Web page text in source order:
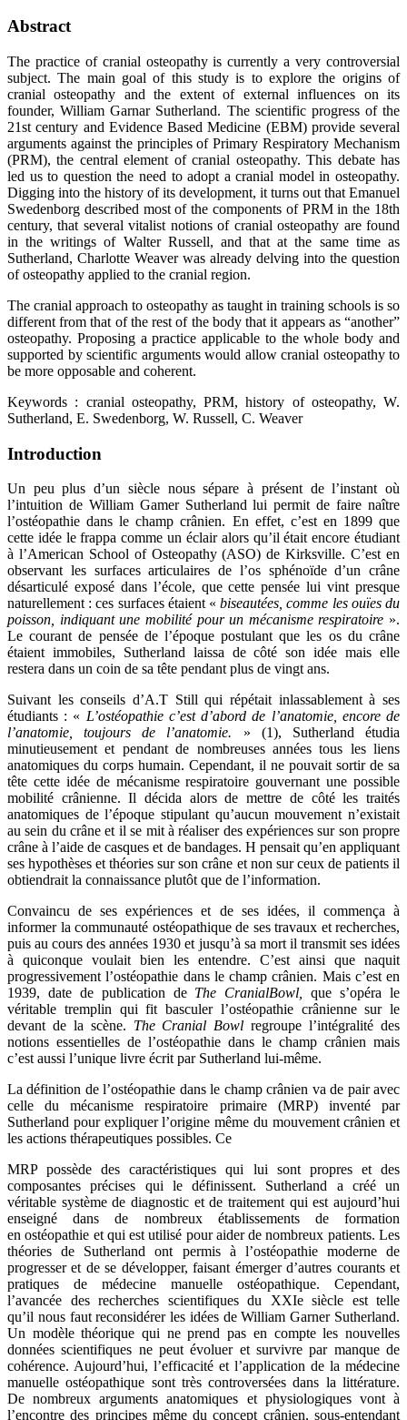
Abstract
The practice of cranial osteopathy is currently a very controversial
subject. The main goal of this study is to explore the origins of
cranial osteopathy and the extent of external influences on its
founder, William Garnar Sutherland. The scientific progress of the
21st century and Evidence Based Medicine (EBM) provide several
arguments against the principles of Primary Respiratory Mechanism
(PRM), the central element of cranial osteopathy. This debate has
led us to question the need to adopt a cranial model in osteopathy.
Digging into the history of its development, it turns out that Emanuel
Swedenborg described most of the components of PRM in the 18th
century, that several vitalist notions of cranial osteopathy are found
in the writings of Walter Russell, and that at the same time as
Sutherland, Charlotte Weaver was already delving into the question
of osteopathy applied to the cranial region.
The cranial approach to osteopathy as taught in training schools is so
different from that of the rest of the body that it appears as “another”
osteopathy. Proposing a practice applicable to the whole body and
supported by scientific arguments would allow cranial osteopathy to
be more opposable and coherent.
Keywords : cranial osteopathy, PRM, history of osteopathy, W.
Sutherland, E. Swedenborg, W. Russell, C. Weaver
Introduction
Un peu plus d’un siècle nous sépare à présent de l’instant où
l’intuition de William Gamer Sutherland lui permit de faire naître
l’ostéopathie dans le champ crânien. En effet, c’est en 1899 que
cette idée le frappa comme un éclair alors qu’il était encore étudiant
à l’American School of Osteopathy (ASO) de Kirksville. C’est en
observant les surfaces articulaires de l’os sphénoïde d’un crâne
désarticulé exposé dans l’école, que cette pensée lui vint presque
naturellement : ces surfaces étaient «biseautées, comme les ouïes du
poisson, indiquant une mobilité pour un mécanisme respiratoire ».
Le courant de pensée de l’époque postulant que les os du crâne
étaient immobiles, Sutherland laissa de côté son idée mais elle
restera dans un coin de sa tête pendant plus de vingt ans.
Suivant les conseils d’A.T Still qui répétait inlassablement à ses
étudiants : « L’ostéopathie c’est d’abord de l’anatomie, encore de
l’anatomie, toujours de l’anatomie. » (1), Sutherland étudia
minutieusement et pendant de nombreuses années tous les liens
anatomiques du corps humain. Cependant, il ne pouvait sortir de sa
tête cette idée de mécanisme respiratoire gouvernant une possible
mobilité crânienne. Il décida alors de mettre de côté les traités
anatomiques de l’époque stipulant qu’aucun mouvement n’existait
au sein du crâne et il se mit à réaliser des expériences sur son propre
crâne à l’aide de casques et de bandages. H pensait qu’en appliquant
ses hypothèses et théories sur son crâne et non sur ceux de patients il
obtiendrait la connaissance plutôt que de l’information.
Convaincu de ses expériences et de ses idées, il commença à
informer la communauté ostéopathique de ses travaux et recherches,
puis au cours des années 1930 et jusqu’à sa mort il transmit ses idées
à quiconque voulait bien les entendre. C’est ainsi que naquit
progressivement l’ostéopathie dans le champ crânien. Mais c’est en
1939, date de publication de The CranialBowl, que s’opéra le
véritable tremplin qui fit basculer l’ostéopathie crânienne sur le
devant de la scène. The Cranial Bowl regroupe l’intégralité des
notions essentielles de l’ostéopathie dans le champ crânien mais
c’est aussi l’unique livre écrit par Sutherland lui-même.
La définition de l’ostéopathie dans le champ crânien va de pair avec
celle du mécanisme respiratoire primaire (MRP) inventé par
Sutherland pour expliquer l’origine même du mouvement crânien et
les actions thérapeutiques possibles. Ce
MRP possède des caractéristiques qui lui sont propres et des
composantes précises qui le définissent. Sutherland a créé un
véritable système de diagnostic et de traitement qui est aujourd’hui
enseigné dans de nombreux établissements de formation
en ostéopathie et qui est utilisé pour aider de nombreux patients. Les
théories de Sutherland ont permis à l’ostéopathie moderne de
progresser et de se développer, faisant émerger d’autres courants et
pratiques de médecine manuelle ostéopathique. Cependant,
l’avancée des recherches scientifiques du XXIe siècle est telle
qu’il nous faut reconsidérer les idées de William Garner Sutherland.
Un modèle théorique qui ne prend pas en compte les nouvelles
données scientifiques ne peut évoluer et survivre par manque de
cohérence. Aujourd’hui, l’efficacité et l’application de la médecine
manuelle ostéopathique sont très controversées dans la littérature.
De nombreux arguments anatomiques et physiologiques vont à
l’encontre des principes même du concept crânien, sous-entendant